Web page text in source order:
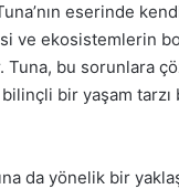
eserinde
ve ekosistemlerin
bu sorunlara
bir yaşam
da yönelik bir